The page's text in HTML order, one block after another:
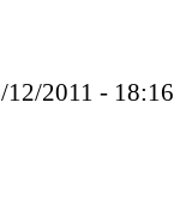
2011 - 18:16